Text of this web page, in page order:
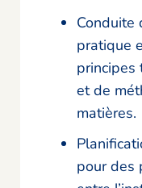
Conduite
pratique
principes
et de
matières.
pour des